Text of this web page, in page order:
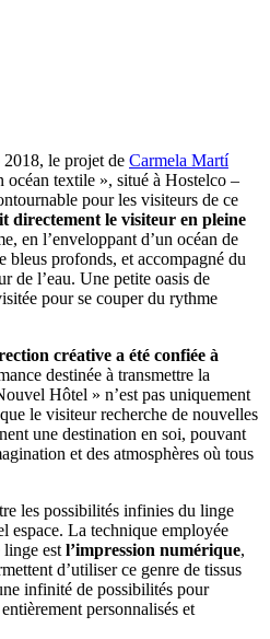
le projet de Carmela Martí
océan textile », situé à Hostelco –
pour les visiteurs de ce
directement le visiteur en pleine
en l’enveloppant d’un océan de
bleus profonds, et accompagné du
de l’eau. Une petite oasis de
pour se couper du rythme
créative a été confiée à
destinée à transmettre la
Hôtel » n’est pas uniquement
le visiteur recherche de nouvelles
une destination en soi, pouvant
et des atmosphères où tous
les possibilités infinies du linge
espace. La technique employée
linge est l’impression numérique,
d’utiliser ce genre de tissus
infinité de possibilités pour
personnalisés et